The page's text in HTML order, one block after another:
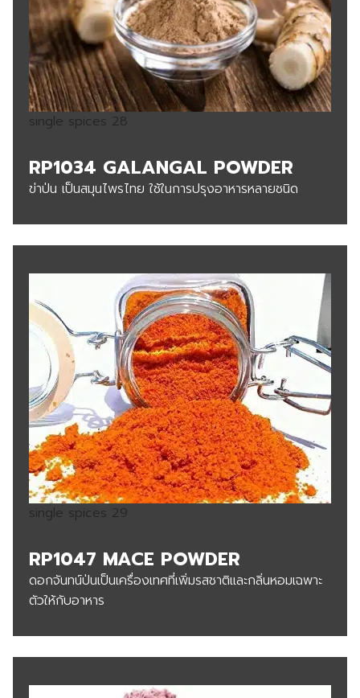
single spices 28
RP1034 GALANGAL POWDER
ข่าป่น เป็นสมุนไพรไทย ใช้ในการปรุงอาหารหลายชนิด
single spices 29
RP1047 MACE POWDER
ดอกจันทน์ป่นเป็นเครื่องเทศที่เพิ่มรสชาติและกลิ่นหอมเฉพาะ
ตัวให้กับอาหาร